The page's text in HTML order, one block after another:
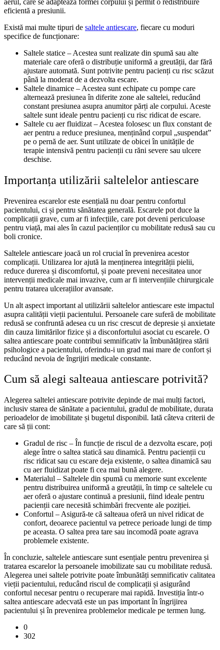
eficientă a presiunii.
Există mai multe tipuri de saltele antiescare, fiecare cu moduri
specifice de funcționare:
Saltele statice – Acestea sunt realizate din spumă sau alte
materiale care oferă o distribuție uniformă a greutății, dar fără
ajustare automată. Sunt potrivite pentru pacienți cu risc scăzut
până la moderat de a dezvolta escare.
Saltele dinamice – Acestea sunt echipate cu pompe care
alternează presiunea în diferite zone ale saltelei, reducând
constant presiunea asupra anumitor părți ale corpului. Aceste
saltele sunt ideale pentru pacienți cu risc ridicat de escare.
Saltele cu aer fluidizat – Acestea folosesc un flux constant de
aer pentru a reduce presiunea, menținând corpul „suspendat”
pe o pernă de aer. Sunt utilizate de obicei în unitățile de
terapie intensivă pentru pacienții cu răni severe sau ulcere
deschise.
Importanța utilizării saltelelor antiescare
Prevenirea escarelor este esențială nu doar pentru confortul
pacientului, ci și pentru sănătatea generală. Escarele pot duce la
complicații grave, cum ar fi infecțiile, care pot deveni periculoase
pentru viață, mai ales în cazul pacienților cu mobilitate redusă sau cu
boli cronice.
Saltelele antiescare joacă un rol crucial în prevenirea acestor
complicații. Utilizarea lor ajută la menținerea integrității pielii,
reduce durerea și discomfortul, și poate preveni necesitatea unor
intervenții medicale mai invazive, cum ar fi intervențiile chirurgicale
pentru tratarea ulcerațiilor avansate.
Un alt aspect important al utilizării saltelelor antiescare este impactul
asupra calității vieții pacientului. Persoanele care suferă de mobilitate
redusă se confruntă adesea cu un risc crescut de depresie și anxietate
din cauza limitărilor fizice și a disconfortului asociat cu escarele. O
saltea antiescare poate contribui semnificativ la îmbunătățirea stării
psihologice a pacientului, oferindu-i un grad mai mare de confort și
reducând nevoia de îngrijiri medicale constante.
Cum să alegi salteaua antiescare potrivită?
Alegerea saltelei antiescare potrivite depinde de mai mulți factori,
inclusiv starea de sănătate a pacientului, gradul de mobilitate, durata
perioadelor de imobilitate și bugetul disponibil. Iată câteva criterii de
care să ții cont:
Gradul de risc – În funcție de riscul de a dezvolta escare, poți
alege între o saltea statică sau dinamică. Pentru pacienții cu
risc ridicat sau cu escare deja existente, o saltea dinamică sau
cu aer fluidizat poate fi cea mai bună alegere.
Materialul – Saltelele din spumă cu memorie sunt excelente
pentru distribuirea uniformă a greutății, în timp ce saltelele cu
aer oferă o ajustare continuă a presiunii, fiind ideale pentru
pacienții care necesită schimbări frecvente ale poziției.
Confortul – Asigură-te că salteaua oferă un nivel ridicat de
confort, deoarece pacientul va petrece perioade lungi de timp
pe aceasta. O saltea prea tare sau incomodă poate agrava
problemele existente.
În concluzie, saltelele antiescare sunt esențiale pentru prevenirea și
tratarea escarelor la persoanele imobilizate sau cu mobilitate redusă.
Alegerea unei saltele potrivite poate îmbunătăți semnificativ calitatea
vieții pacientului, reducând riscul de complicații și asigurând
confortul necesar pentru o recuperare mai rapidă. Investiția într-o
saltea antiescare adecvată este un pas important în îngrijirea
pacientului și în prevenirea problemelor medicale pe termen lung.
0
302